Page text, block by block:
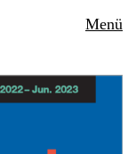
Menü